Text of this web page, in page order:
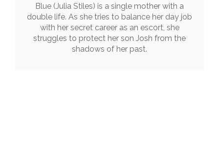
Blue (Julia Stiles) is a single mother with a
double life. As she tries to balance her day job
with her secret career as an escort, she
struggles to protect her son Josh from the
shadows of her past.